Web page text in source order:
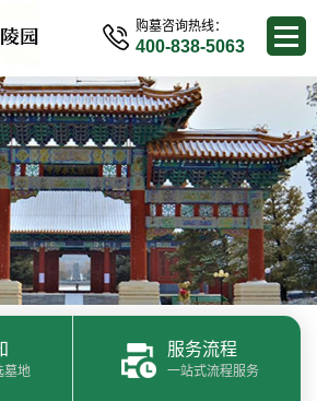
购墓咨询热线：
400-838-5063
墓地
服务流程
一站式流程服务